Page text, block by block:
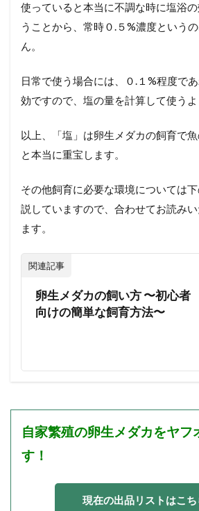
使っていると本当に不調な時に塩浴
うことから、常時０.５%濃度という
ん。
日常で使う場合には、０.１%程度で
効ですので、塩の量を計算して使うよ
以上、「塩」は卵生メダカの飼育で
と本当に重宝します。
その他飼育に必要な環境については
説していますので、合わせてお読み
ます。
関連記事
卵生メダカの飼い方 〜初心者
向けの簡単な飼育方法〜
自家繁殖の卵生メダカをヤフ
す！
現在の出品リストはこち